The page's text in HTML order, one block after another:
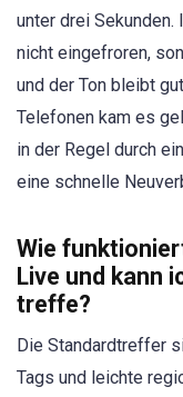
unter drei
nicht eingefroren,
und der Ton bleibt
Telefonen kam es
in der Regel durch
eine schnelle
Wie
Live und kann
treffe?
Die Standardtreffer
Tags und leichte